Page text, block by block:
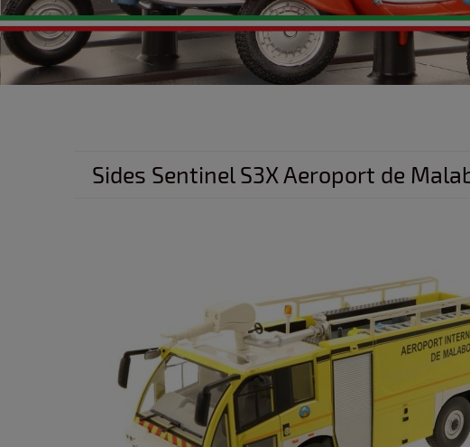
Sides Sentinel S3X Aeroport de